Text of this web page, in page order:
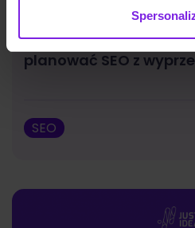
Sezonowość w e-
planować SEO z
SEO